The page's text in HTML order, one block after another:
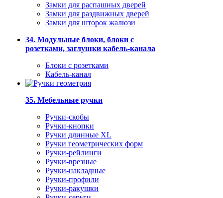
Замки для распашных дверей
Замки для раздвижных дверей
Замки для шторок жалюзи
34. Модульные блоки, блоки с
розетками, заглушки кабель-канала
Блоки с розетками
Кабель-канал
35. Мебельные ручки
Ручки-скобы
Ручки-кнопки
Ручки длинные XL
Ручки геометрических форм
Ручки-рейлинги
Ручки-врезные
Ручки-накладные
Ручки-профили
Ручки-ракушки